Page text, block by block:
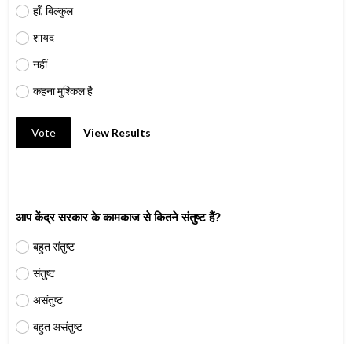
हाँ, बिल्कुल
शायद
नहीं
कहना मुश्किल है
Vote View Results
आप केंद्र सरकार के कामकाज से कितने संतुष्ट हैं?
बहुत संतुष्ट
संतुष्ट
असंतुष्ट
बहुत असंतुष्ट